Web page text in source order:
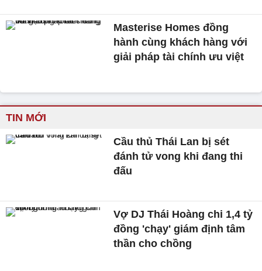
Masterise Homes đồng
hành cùng khách hàng với
giải pháp tài chính ưu việt
TIN MỚI
Cầu thủ Thái Lan bị sét
đánh tử vong khi đang thi
đấu
Vợ DJ Thái Hoàng chi 1,4 tỷ
đồng 'chạy' giám định tâm
thần cho chồng